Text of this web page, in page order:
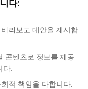
다:
라보고 대안을 제시합
콘텐츠로 정보를 제공
다.
적 책임을 다합니다.